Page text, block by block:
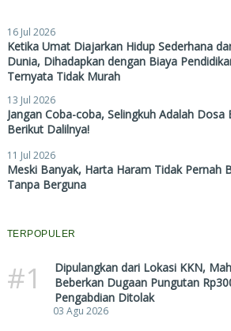
16 Jul 2026
Ketika Umat Diajarkan Hidup Sederhana
Dunia, Dihadapkan dengan Biaya
Ternyata Tidak Murah
13 Jul 2026
Jangan Coba-coba, Selingkuh Adalah
Berikut Dalilnya!
11 Jul 2026
Meski Banyak, Harta Haram Tidak Pernah
Tanpa Berguna
TERPOPULER
#1
Dipulangkan dari Lokasi KKN,
Beberkan Dugaan Pungutan
Pengabdian Ditolak
03 Agu 2026